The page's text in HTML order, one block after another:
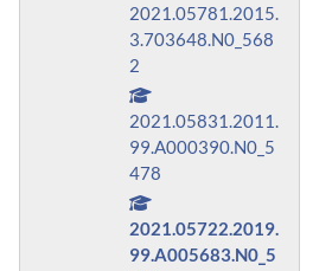
2021.05781.2015.
3.703648.N0_568
2
2021.05831.2011.
99.A000390.N0_5
478
2021.05722.2019.
99.A005683.N0_5